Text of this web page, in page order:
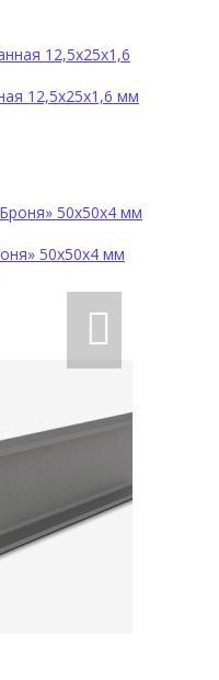
12,5х25х1,6 мм
50х50х4 мм